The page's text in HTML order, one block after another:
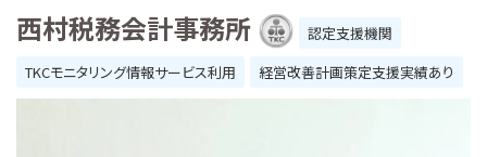
西村税務会計事務所
認定支援機関
TKCモニタリング情報サービス利用
経営改善計画策定支援実績あり